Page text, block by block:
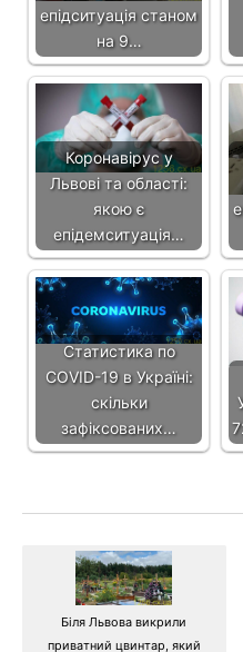
епідситуація станом
на 9…
Коронавірус у
Львові та області:
якою є
епідемситуація…
Статистика по
COVID-19 в Україні:
скільки
зафіксованих…
Біля Львова викрили
приватний цвинтар, який